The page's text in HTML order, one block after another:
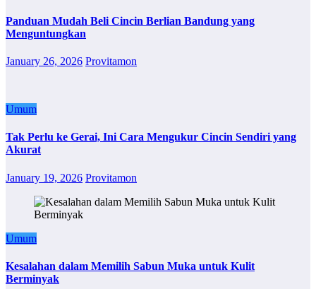
Panduan Mudah Beli Cincin Berlian Bandung yang
Menguntungkan
January 26, 2026 Provitamon
Umum
Tak Perlu ke Gerai, Ini Cara Mengukur Cincin Sendiri yang
Akurat
January 19, 2026 Provitamon
Umum
Kesalahan dalam Memilih Sabun Muka untuk Kulit
Berminyak